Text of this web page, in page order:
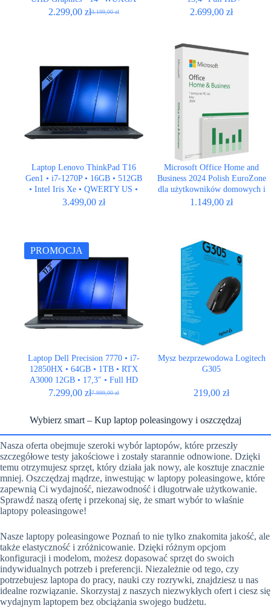
3.199,00zł
Pierwotna
2.299,00 zł
Aktualna
2.699,00zł
Laptop Lenovo ThinkPad T16
Gen1 • i7-1270P • 16GB • 512GB
• Intel Iris Xe • QWERTY US •
16″ Full HD+
3.499,00 zł
Microsoft Office Home and
Business 2024 Polish EuroZone
dla użytkowników domowych i
małych firm dożywotnio
1.149,00zł
PROMOCJA
Laptop Dell Precision 7770 • i7-
12850HX • 64GB • 1TB • RTX
A3000 12GB • 17,3″ • Full HD
7.999,00zł
Pierwotna
wynosiła:
7.299,00 zł
Aktualna
wynosi:
Mysz bezprzewodowa Logitech
G305
219,00zł
Wybierz smart – Kup laptop poleasingowy i oszczędzaj
Nasza oferta obejmuje szeroki wybór laptopów, które przeszły
szczegółowe testy jakościowe i zostały starannie odnowione. Dzięki
temu otrzymujesz sprzęt, który działa jak nowy, ale kosztuje znacznie
mniej. Oszczędzaj mądrze, inwestując w laptopy poleasingowe, które
zapewnią Ci wydajność, niezawodność i długotrwałe użytkowanie.
Sprawdź naszą ofertę i przekonaj się, że smart wybór to właśnie
laptopy poleasingowe!
Nasze laptopy poleasingowe Poznań to nie tylko znakomita jakość, ale
także elastyczność i zróżnicowanie. Dzięki różnym opcjom
konfiguracji i modelom, możesz dopasować sprzęt do swoich
indywidualnych potrzeb i preferencji. Niezależnie od tego, czy
potrzebujesz laptopa do pracy, nauki czy rozrywki, znajdziesz u nas
idealne rozwiązanie. Skorzystaj z naszych niezwykłych ofert i ciesz się
wydajnym laptopem bez obciążania swojego budżetu.